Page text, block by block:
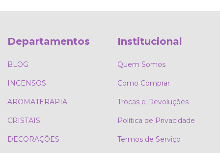
Departamentos
BLOG
INCENSOS
AROMATERAPIA
CRISTAIS
DECORAÇÕES
Institucional
Quem Somos
Como Comprar
Trocas e Devoluções
Política de Privacidade
Termos de Serviço